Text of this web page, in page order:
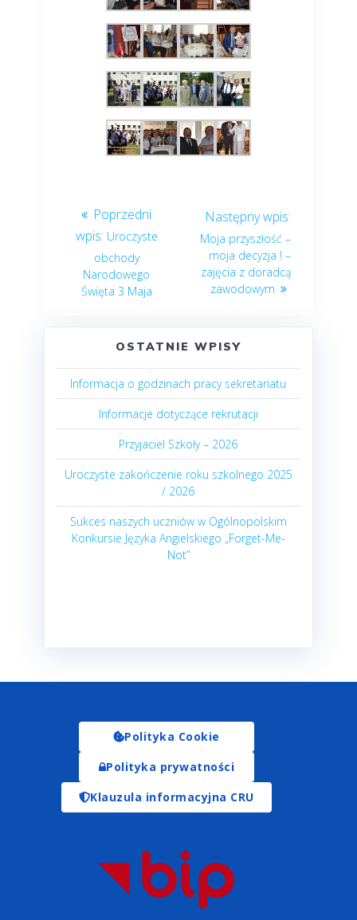
Uroczyste
obchody
Narodowego
Święta 3 Maja
Moja przyszłość –
moja decyzja ! –
zajęcia z doradcą
zawodowym
OSTATNIE WPISY
Informacja o godzinach pracy sekretariatu
Informacje dotyczące rekrutacji
Przyjaciel Szkoły – 2026
Uroczyste zakończenie roku szkolnego 2025
/ 2026
Sukces naszych uczniów w Ogólnopolskim
Konkursie Języka Angielskiego „Forget-Me-
Not”
Polityka Cookie
Polityka prywatności
Klauzula informacyjna CRU